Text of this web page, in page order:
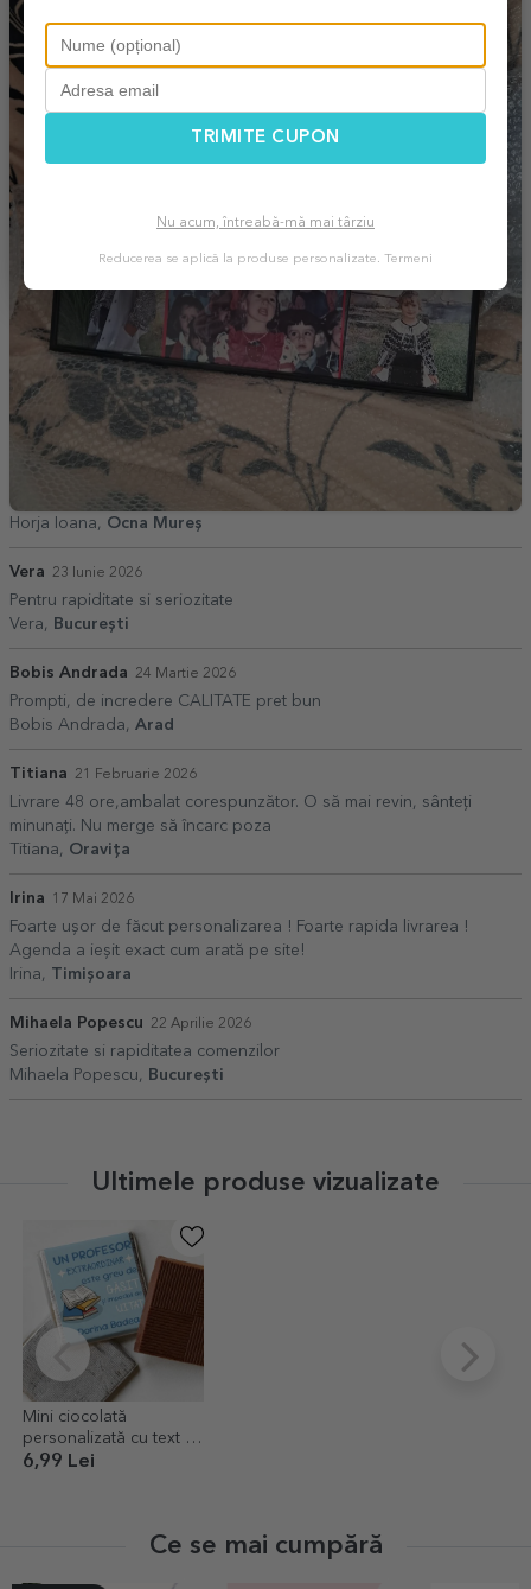
Horja Ioana, Ocna Mureș
Vera 23 Iunie 2026
Pentru rapiditate si seriozitate
Vera,
București
Bobis Andrada 24 Martie 2026
Prompti, de incredere CALITATE pret bun
Bobis Andrada, Arad
Titiana 21 Februarie 2026
Livrare 48 ore,ambalat corespunzător. O să mai revin, sânteți
minunați. Nu merge să încarc poza
Titiana, Oravița
Irina 17 Mai 2026
Foarte ușor de făcut personalizarea ! Foarte rapida livrarea !
Agenda a ieșit exact cum arată pe site!
Irina, Timișoara
Mihaela Popescu 22 Aprilie 2026
Seriozitate si rapiditatea comenzilor
Mihaela Popescu,
București
Ultimele produse vizualizate
Mini ciocolată
personalizată cu text -
Books
6,99 Lei
Ce se mai cumpără
TRIMITE CUPON
Nu acum, întreabă-mă mai târziu
Reducerea se aplică la produse personalizate. Termeni